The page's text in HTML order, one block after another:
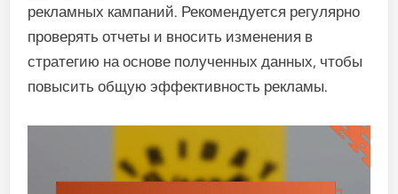
рекламных кампаний. Рекомендуется регулярно
проверять отчеты и вносить изменения в
стратегию на основе полученных данных, чтобы
повысить общую эффективность рекламы.